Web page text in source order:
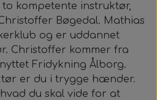
Spyd
Elastik
& Sportube
Masker
Snorkel
Træning
Aften
kompetente instruktør,
Bøgedal. Mathias
og er uddannet
Christoffer kommer fra
Fridykning Ålborg.
er du i trygge hænder.
du skal vide for at